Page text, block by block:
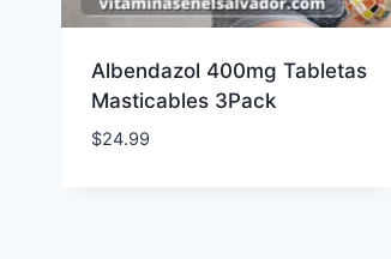
Albendazol 400mg Tabletas
Masticables 3Pack
$24.99